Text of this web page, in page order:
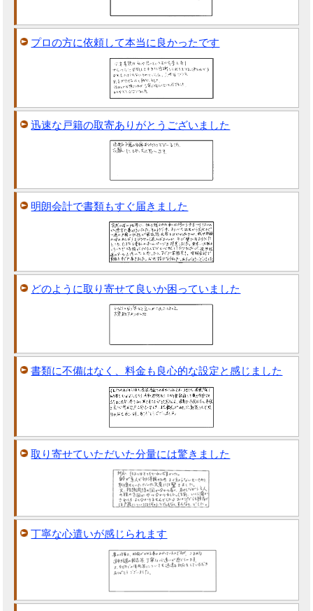
プロの方に依頼して本当に良かったです
迅速な戸籍の取寄ありがとうございました
明朗会計で書類もすぐ届きました
どのように取り寄せて良いか困っていました
書類に不備はなく、料金も良心的な設定と感じました
取り寄せていただいた分量には驚きました
丁寧な心遣いが感じられます